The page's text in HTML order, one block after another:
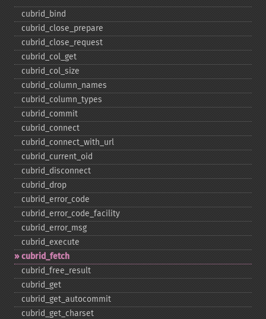
cubrid_​bind
cubrid_​close_​prepare
cubrid_​close_​request
cubrid_​col_​get
cubrid_​col_​size
cubrid_​column_​names
cubrid_​column_​types
cubrid_​commit
cubrid_​connect
cubrid_​connect_​with_​url
cubrid_​current_​oid
cubrid_​disconnect
cubrid_​drop
cubrid_​error_​code
cubrid_​error_​code_​facility
cubrid_​error_​msg
cubrid_​execute
cubrid_​fetch
cubrid_​free_​result
cubrid_​get
cubrid_​get_​autocommit
cubrid_​get_​charset